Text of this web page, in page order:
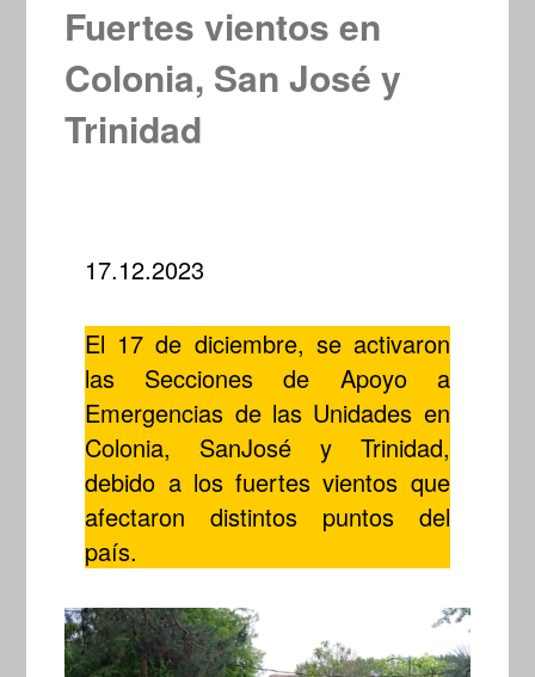
Fuertes vientos en
Colonia, San José y
Trinidad
17.12.2023
El 17 de diciembre, se activaron
las Secciones de Apoyo a
Emergencias de las Unidades en
Colonia, SanJosé y Trinidad,
debido a los fuertes vientos que
afectaron distintos puntos del
país.